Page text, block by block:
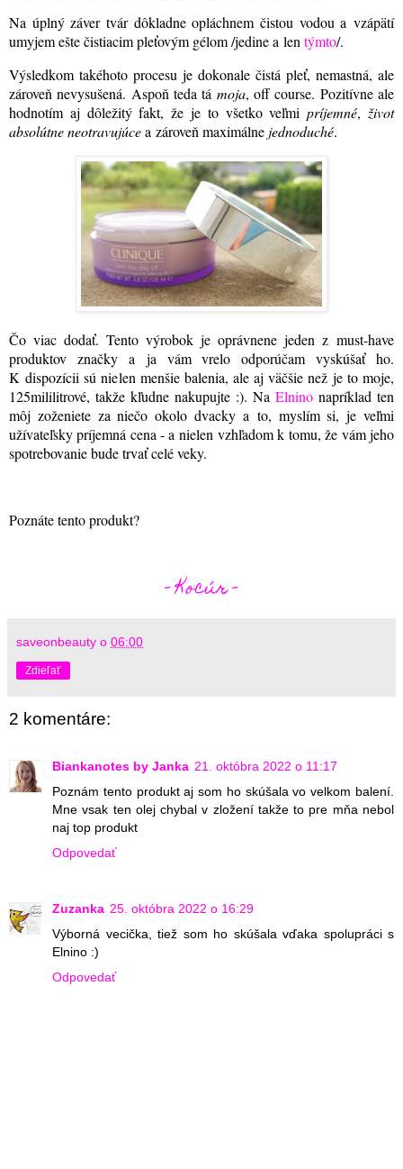
Na úplný záver tvár dôkladne opláchnem čistou vodou a vzápätí
umyjem ešte čistiacim pleťovým gélom /jedine a lentýmto/.
Výsledkom takéhoto procesu je dokonale čistá pleť, nemastná, ale
zároveň nevysušená. Aspoň teda tá moja, off course. Pozitívne ale
hodnotím aj dôležitý fakt, že je to všetko veľmipríjemné,život
absolútne neotravujúcea zároveň maximálne jednoduché.
Čo viac dodať. Tento výrobok je oprávnene jeden z must-have
produktov značky a ja vám vrelo odporúčam vyskúšať ho.
K dispozícii sú nielen menšie balenia, ale aj väčšie než je to moje,
125mililitrové, takže kľudne nakupujte :). Na Elnino napríklad ten
môj zoženiete za niečo okolo dvacky a to, myslím si, je veľmi
užívateľsky príjemná cena - a nielen vzhľadom k tomu, že vám jeho
spotrebovanie bude trvať celé veky.
Poznáte tento produkt?
- Kocúr -
saveonbeauty o 06:00
Zdieľať
2 komentáre:
Biankanotes by Janka 21. októbra 2022 o 11:17
Poznám tento produkt aj som ho skúšala vo velkom balení.
Mne vsak ten olej chybal v zložení takže to pre mňa nebol
naj top produkt
Odpovedať
Zuzanka 25. októbra 2022 o 16:29
Výborná vecička, tiež som ho skúšala vďaka spolupráci s
Elnino :)
Odpovedať